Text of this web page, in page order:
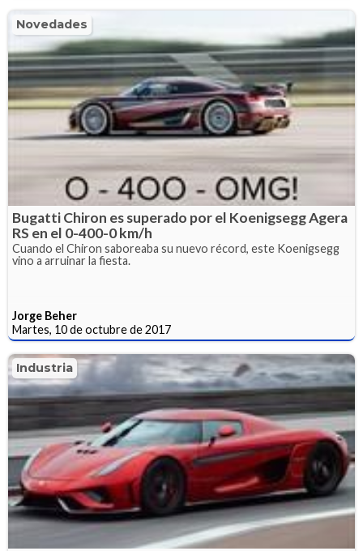
Novedades
Bugatti Chiron es superado por el Koenigsegg Agera
RS en el 0-400-0 km/h
Cuando el Chiron saboreaba su nuevo récord, este Koenigsegg
vino a arruinar la fiesta.
Jorge Beher
Martes, 10 de octubre de 2017
Industria